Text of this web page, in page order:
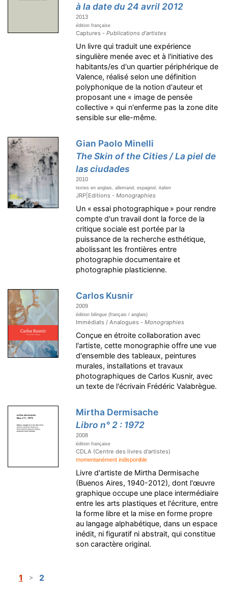
à la date du 24 avril 2012
2013
édition française
Captures -Publications d'artistes
Un livre qui traduit une expérience
singulière menée avec et à l'initiative des
habitants/es d'un quartier périphérique de
Valence, réalisé selon une définition
polyphonique de la notion d'auteur et
proposant une « image de pensée
collective » qui n'enferme pas la zone dite
sensible sur elle-même.
Gian Paolo Minelli
The Skin of the Cities / La piel de
las ciudades
2010
textes en anglais, allemand, espagnol, italien
JRP|Editions -Monographies
Un « essai photographique » pour rendre
compte d'un travail dont la force de la
critique sociale est portée par la
puissance de la recherche esthétique,
abolissant les frontières entre
photographie documentaire et
photographie plasticienne.
Carlos Kusnir
2009
édition bilingue (français / anglais)
Immédiats / Analogues -Monographies
Conçue en étroite collaboration avec
l'artiste, cette monographie offre une vue
d'ensemble des tableaux, peintures
murales, installations et travaux
photographiques de Carlos Kusnir, avec
un texte de l'écrivain Frédéric Valabrègue.
Mirtha Dermisache
Libro n° 2 : 1972
2008
édition française
CDLA (Centre des livres d'artistes)
momentanément indisponible
Livre d'artiste de Mirtha Dermisache
(Buenos Aires, 1940-2012), dont l'œuvre
graphique occupe une place intermédiaire
entre les arts plastiques et l'écriture, entre
la forme libre et la mise en forme propre
au langage alphabétique, dans un espace
inédit, ni figuratif ni abstrait, qui constitue
son caractère original.
1 2